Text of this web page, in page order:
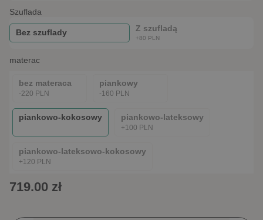
materac
piankowy
-160 PLN
bez materaca
-220 PLN
piankowo-kokosowy piankowo-lateksowy
+100 PLN
piankowo-lateksowo-kokosowy
+120 PLN
szuflada
Z szufladą
+80 PLN
Bez szuflady
719.00 zł